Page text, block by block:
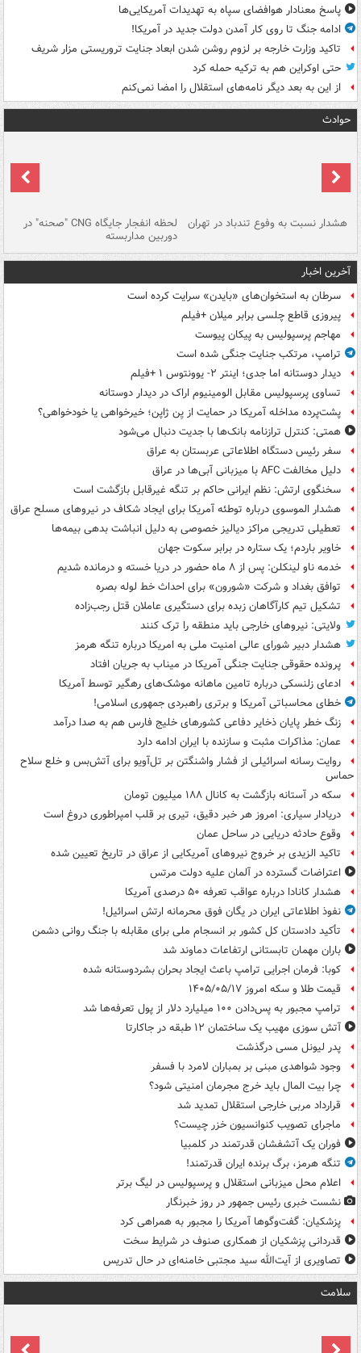
پاسخ معنادار هوافضای سپاه به تهدیدات آمریکایی‌ها
ادامه جنگ تا روی کار آمدن دولت جدید در آمریکا!
تاکید وزارت خارجه بر لزوم روشن شدن ابعاد جنایت تروریستی مزار شریف
حتی اوکراین هم به ترکیه حمله کرد
از این به بعد دیگر نامه‌های استقلال را امضا نمی‌کنم
حوادث
هشدار نسبت به وفوع تندباد در تهران لحظه انفجار جایگاه CNG "صحنه" در
دوربین مداربسته
آخرین اخبار
سرطان به استخوان‌های «بایدن» سرایت کرده است
پیروزی قاطع چلسی برابر میلان +فیلم
مهاجم پرسپولیس به پیکان پیوست
ترامپ، مرتکب جنایت جنگی شده است
دیدار دوستانه اما جدی؛ اینتر ۲- یوونتوس ۱ +فیلم
تساوی پرسپولیس مقابل الومینیوم اراک در دیدار دوستانه
پشت‌پرده مداخله آمریکا در حمایت از یِن ژاپن؛ خیرخواهی یا خودخواهی؟
همتی: کنترل ترازنامه بانک‌ها با جدیت دنبال می‌شود
سفر رئیس دستگاه اطلاعاتی عربستان به عراق
دلیل مخالفت AFC با میزبانی آبی‌ها در عراق
سخنگوی ارتش: نظم ایرانی حاکم بر تنگه غیرقابل بازگشت است
هشدار الموسوی درباره توطئه آمریکا برای ایجاد شکاف در نیروهای مسلح عراق
تعطیلی تدریجی مراکز دیالیز خصوصی به دلیل انباشت بدهی بیمه‌ها
خاویر باردم؛ یک ستاره در برابر سکوت جهان
خدمه ناو لینکلن: پس از ۸ ماه حضور در دریا خسته و درمانده‌ شدیم
توافق بغداد و شرکت «شورون» برای احداث خط لوله بصره
تشکیل تیم کارآگاهان زبده برای دستگیری عاملان قتل رجب‌زاده
ولایتی: نیروهای خارجی باید منطقه را ترک کنند
هشدار دبیر شورای عالی امنیت ملی به امریکا درباره تنگه هرمز
پرونده حقوقی جنایت جنگی آمریکا در میناب به جریان افتاد
ادعای زلنسکی درباره تامین ماهانه موشک‌های رهگیر توسط آمریکا
خطای محاسباتی آمریکا و برتری راهبردی جمهوری اسلامی!
زنگ خطر پایان ذخایر دفاعی کشورهای خلیج فارس هم به صدا درآمد
عمان: مذاکرات مثبت و سازنده با ایران ادامه دارد
روایت رسانه اسرائیلی از فشار واشنگتن بر تل‌آویو برای آتش‌بس و خلع سلاح
حماس
سکه در آستانه بازگشت به کانال ۱۸۸ میلیون تومان
دریادار سیاری: امروز هر خبر دقیق، تیری بر قلب امپراطوری دروغ است
وقوع حادثه دریایی در ساحل عمان
تاکید الزیدی بر خروج نیروهای آمریکایی از عراق در تاریخ تعیین شده
اعتراضات گسترده در آلمان علیه دولت مرتس
هشدار کانادا درباره عواقب تعرفه ۵۰ درصدی آمریکا
نفوذ اطلاعاتی ایران در یگان فوق محرمانه ارتش اسرائیل!
تأکید دادستان کل کشور بر انسجام ملی برای مقابله با جنگ روانی دشمن
باران مهمان تابستانی ارتفاعات دماوند شد
کوبا: فرمان اجرایی ترامپ باعث ایجاد بحران بشردوستانه شده
قیمت طلا و سکه امروز ۱۴۰۵/۰۵/۱۷
ترامپ مجبور به پس‌دادن ۱۰۰ میلیارد دلار از پول تعرفه‌ها شد
آتش سوزی مهیب یک ساختمان ۱۲ طبقه در جاکارتا
پدر لیونل مسی درگذشت
وجود شواهدی مبنی بر بمباران لامرد با فسفر
چرا بیت المال باید خرج مجرمان امنیتی شود؟
قرارداد مربی خارجی استقلال تمدید شد
ماجرای تصویب کنوانسیون خزر چیست؟
فوران یک آتشفشان قدرتمند در کلمبیا
تنگه هرمز، برگ برنده ایران قدرتمند!
اعلام محل میزبانی استقلال و پرسپولیس در لیگ برتر
نشست خبری رئیس جمهور در روز خبرنگار
پزشکیان: گفت‌وگوها آمریکا را مجبور به همراهی کرد
قدردانی پزشکیان از همکاری صنوف در شرایط سخت
تصاویری از آیت‌الله سید مجتبی خامنه‌ای در حال تدریس
سلامت